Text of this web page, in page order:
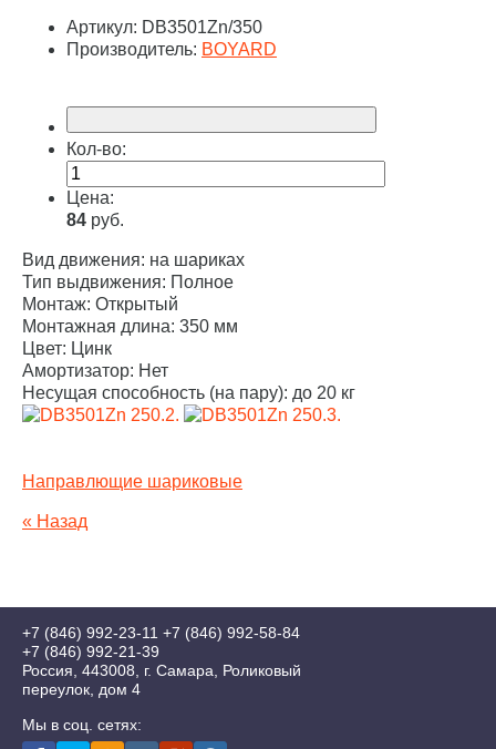
Артикул: DB3501Zn/350
Производитель: BOYARD
Кол-во:
Цена:
84 руб.
Вид движения: на шариках
Тип выдвижения: Полное
Монтаж: Открытый
Монтажная длина: 350 мм
Цвет: Цинк
Амортизатор: Нет
Несущая способность (на пару): до 20 кг
Направлющие шариковые
« Назад
+7 (846) 992-23-11 +7 (846) 992-58-84
+7 (846) 992-21-39
Россия, 443008, г. Самара, Роликовый
переулок, дом 4
Мы в соц. сетях: